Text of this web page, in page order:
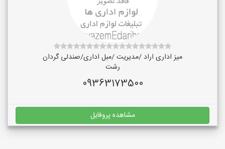
میز اداری اراد /مدیریت /مبل اداری/صندلی گردان
رشت
09363173500
مشاهده پروفایل